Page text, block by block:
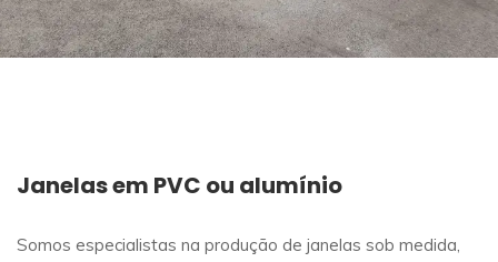
Janelas em PVC ou alumínio
Somos especialistas na produção de janelas sob medida,